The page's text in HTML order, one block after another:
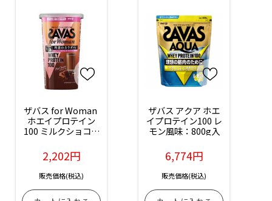
ザバス for Woman
ホエイプロテイン
100 ミルクショコラ
2,202円
販売価格(税込)
ザバス アクア ホエ
イプロテイン100 レ
モン風味：800g入
6,774円
販売価格(税込)